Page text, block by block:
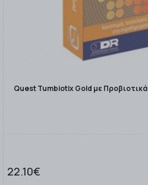
Quest Tumbiotix Gold με
22.10€